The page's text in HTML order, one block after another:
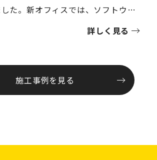
た。新オフィスでは、ソフトウェ
がメインで入居すること、元々の社
「immersive」。空間体験そのもの
、仕事に没入することができるオフ
ス」の３つをキーワードに、ゾー
詳しく見る
施工事例を見る